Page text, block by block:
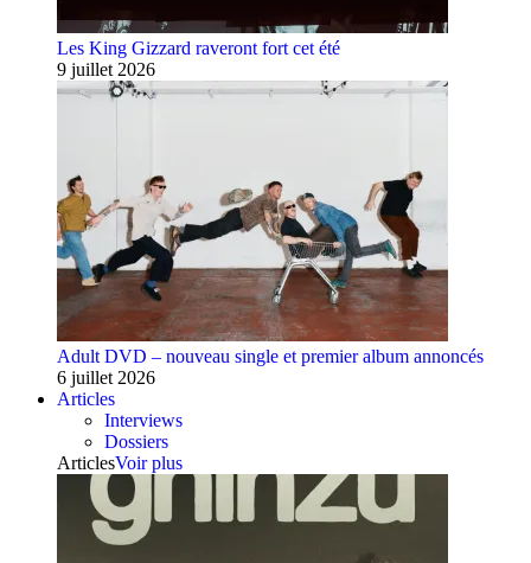
Les King Gizzard raveront fort cet été
9 juillet 2026
Adult DVD – nouveau single et premier album annoncés
6 juillet 2026
Articles
Interviews
Dossiers
ArticlesVoir plus